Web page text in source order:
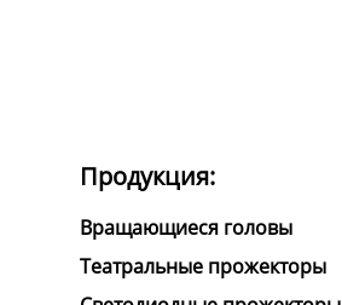
Продукция:
Вращающиеся головы
Театральные прожекторы